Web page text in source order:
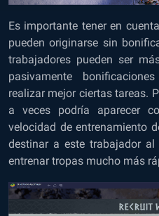
Es importante tener en
pueden originarse sin
trabajadores pueden ser
pasivamente
realizar mejor ciertas tareas.
a veces podría aparecer
velocidad de entrenamiento
destinar a este trabajador
entrenar tropas mucho más